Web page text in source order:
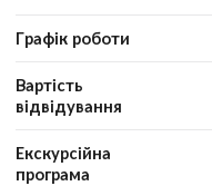
Графік роботи
Вартість
відвідування
Екскурсійна
програма